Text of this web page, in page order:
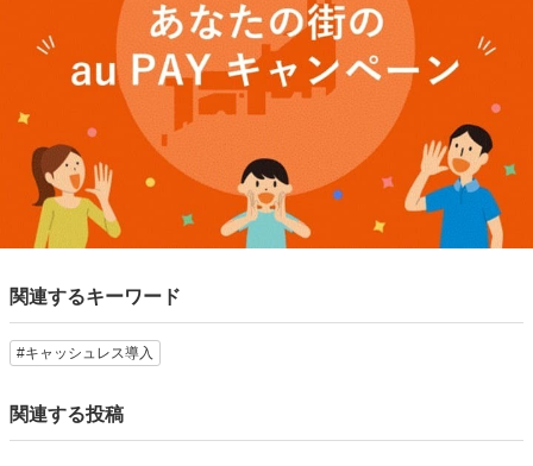
関連するキーワード
#キャッシュレス導入
関連する投稿